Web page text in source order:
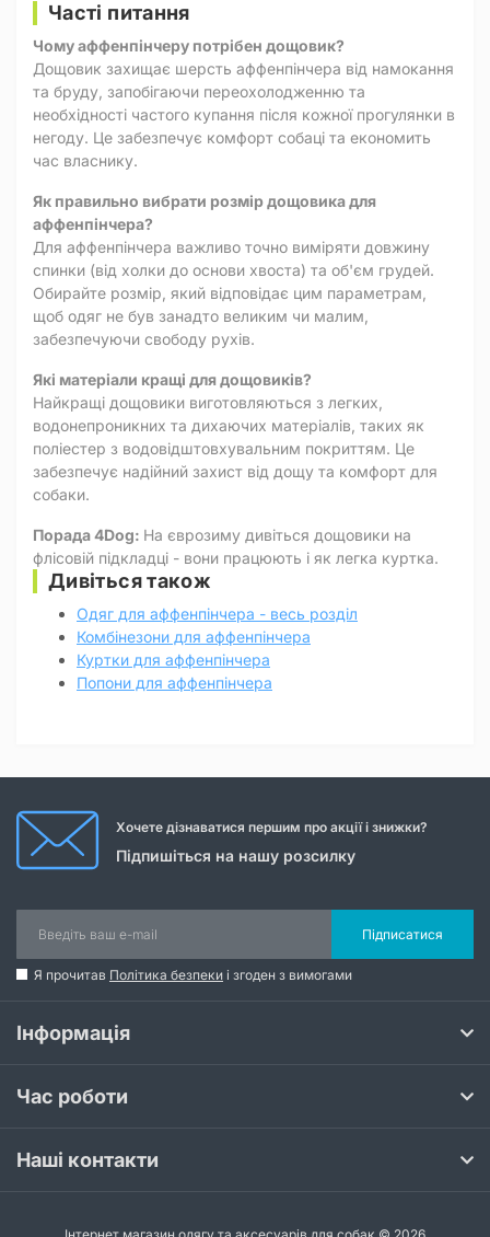
Часті питання
Чому аффенпінчеру потрібен дощовик?
Дощовик захищає шерсть аффенпінчера від намокання
та бруду, запобігаючи переохолодженню та
необхідності частого купання після кожної прогулянки в
негоду. Це забезпечує комфорт собаці та економить
час власнику.
Як правильно вибрати розмір дощовика для
аффенпінчера?
Для аффенпінчера важливо точно виміряти довжину
спинки (від холки до основи хвоста) та об'єм грудей.
Обирайте розмір, який відповідає цим параметрам,
щоб одяг не був занадто великим чи малим,
забезпечуючи свободу рухів.
Які матеріали кращі для дощовиків?
Найкращі дощовики виготовляються з легких,
водонепроникних та дихаючих матеріалів, таких як
поліестер з водовідштовхувальним покриттям. Це
забезпечує надійний захист від дощу та комфорт для
собаки.
Порада 4Dog: На єврозиму дивіться дощовики на
флісовій підкладці - вони працюють і як легка куртка.
Дивіться також
Одяг для аффенпінчера - весь розділ
Комбінезони для аффенпінчера
Куртки для аффенпінчера
Попони для аффенпінчера
Хочете дізнаватися першим про акції і знижки?
Підпишіться на нашу розсилку
Підписатися
Я прочитав Політика безпеки і згоден з вимогами
Інформація
Час роботи
Наші контакти